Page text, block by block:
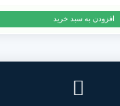
افزودن به سبد خرید